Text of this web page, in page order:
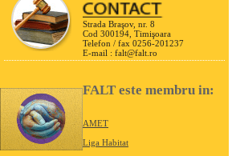
Strada Braşov, nr. 8
Cod 300194, Timişoara
Telefon / fax 0256-201237
E-mail : falt@falt.ro
FALT este membru in:
AMET
Liga Habitat